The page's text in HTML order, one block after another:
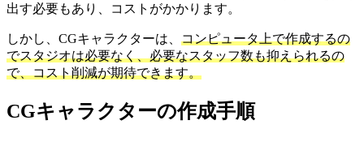
出す必要もあり、コストがかかります。
しかし、CGキャラクターは、 コンピュータ上で作成するの
でスタジオは必要なく、必要なスタッフ数も抑えられるの
で、コスト削減が期待できます。
CGキャラクターの作成手順